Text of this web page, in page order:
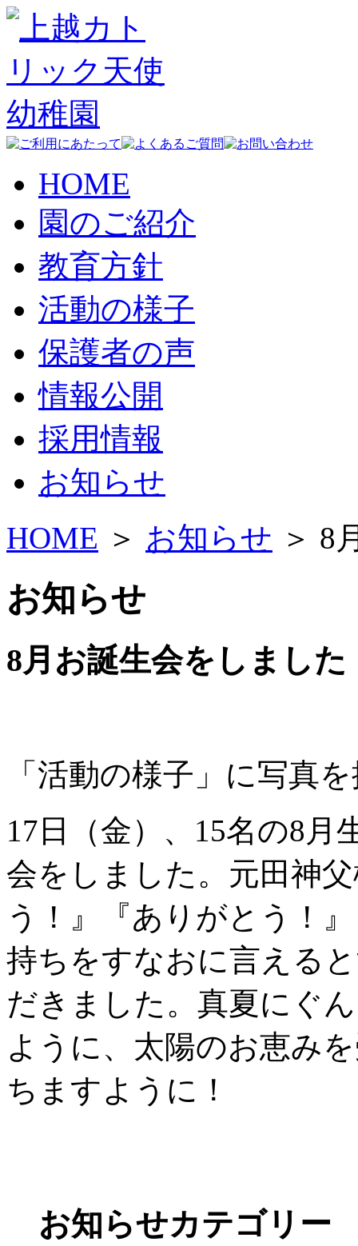
HOME
園のご紹介
教育方針
活動の様子
保護者の声
情報公開
採用情報
お知らせ
HOME ＞ お知らせ ＞ 8
お知らせ
8月お誕生会をしました
「活動の様子」に写真
17日（金）、15名の8
会をしました。元田神
う！』『ありがとう！
持ちをすなおに言える
だきました。真夏にぐ
ように、太陽のお恵み
ちますように！
お知らせカテゴリー